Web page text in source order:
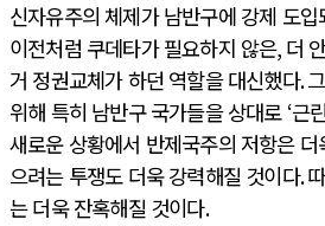
신자유주의 체제가 남반구에 강제 도입
이전처럼 쿠데타가 필요하지 않은, 더
거 정권교체가 하던 역할을 대신했다.
위해 특히 남반구 국가들을 상대로 ‘근
새로운 상황에서 반제국주의 저항은
으려는 투쟁도 더욱 강력해질 것이다.
는 더욱 잔혹해질 것이다.